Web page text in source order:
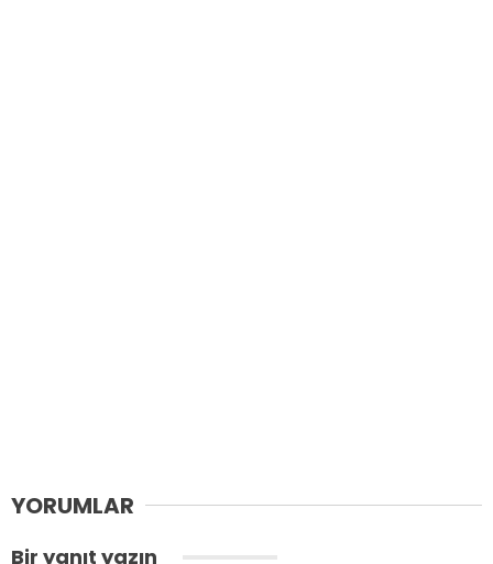
YORUMLAR
Bir yanıt yazın